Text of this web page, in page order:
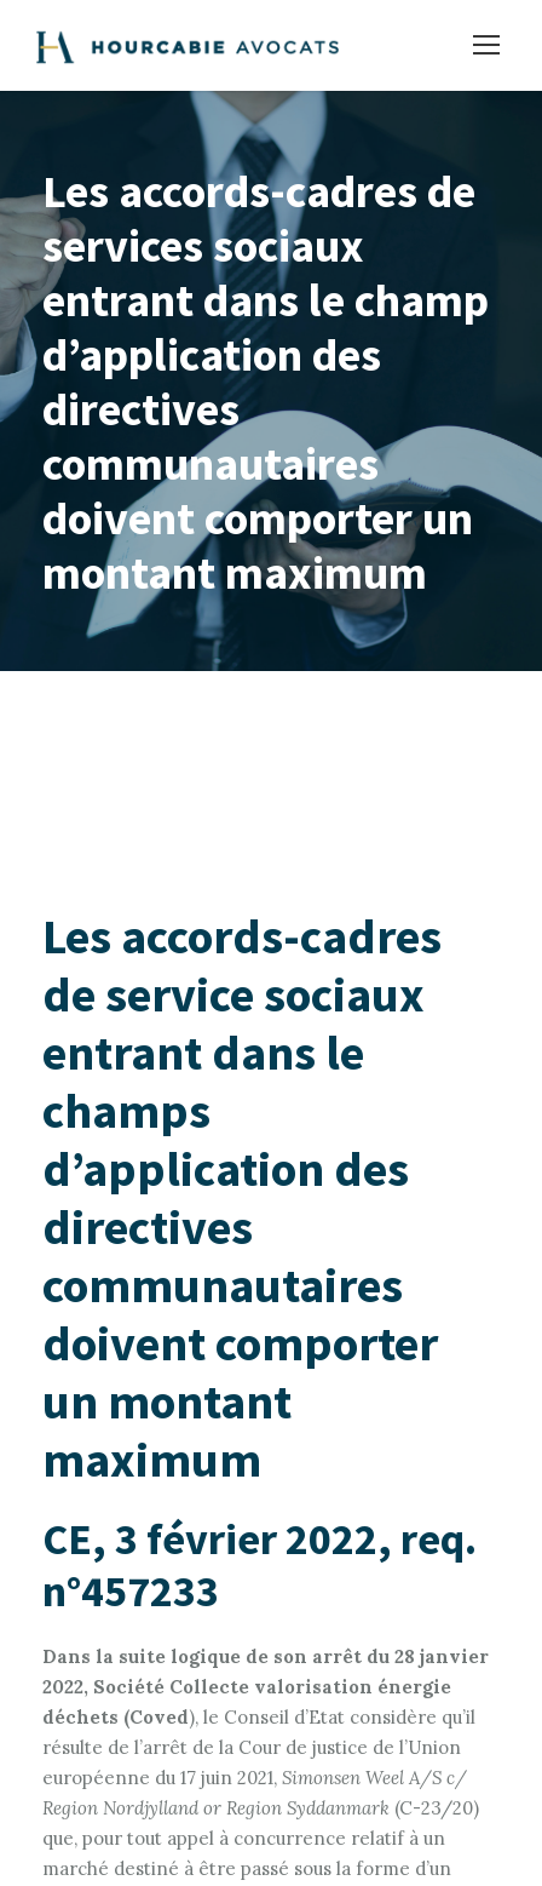
Les accords-cadres de
services sociaux
entrant dans le champ
d’application des
directives
communautaires
doivent comporter un
montant maximum
Les accords-cadres
de service sociaux
entrant dans le
champs
d’application des
directives
communautaires
doivent comporter
un montant
maximum
CE, 3 février 2022, req.
n°457233
Dans la suite logique de son arrêt du 28 janvier
2022, Société Collecte valorisation énergie
déchets (Coved), le Conseil d’Etat considère qu’il
résulte de l’arrêt de la Cour de justice de l’Union
européenne du 17 juin 2021, Simonsen Weel A/S c/
Region Nordjylland or Region Syddanmark (C-23/20)
que, pour tout appel à concurrence relatif à un
marché destiné à être passé sous la forme d’un